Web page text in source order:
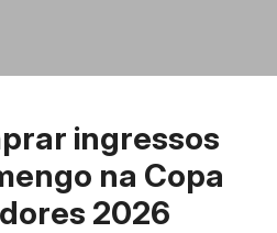
ingressos
na Copa
2026